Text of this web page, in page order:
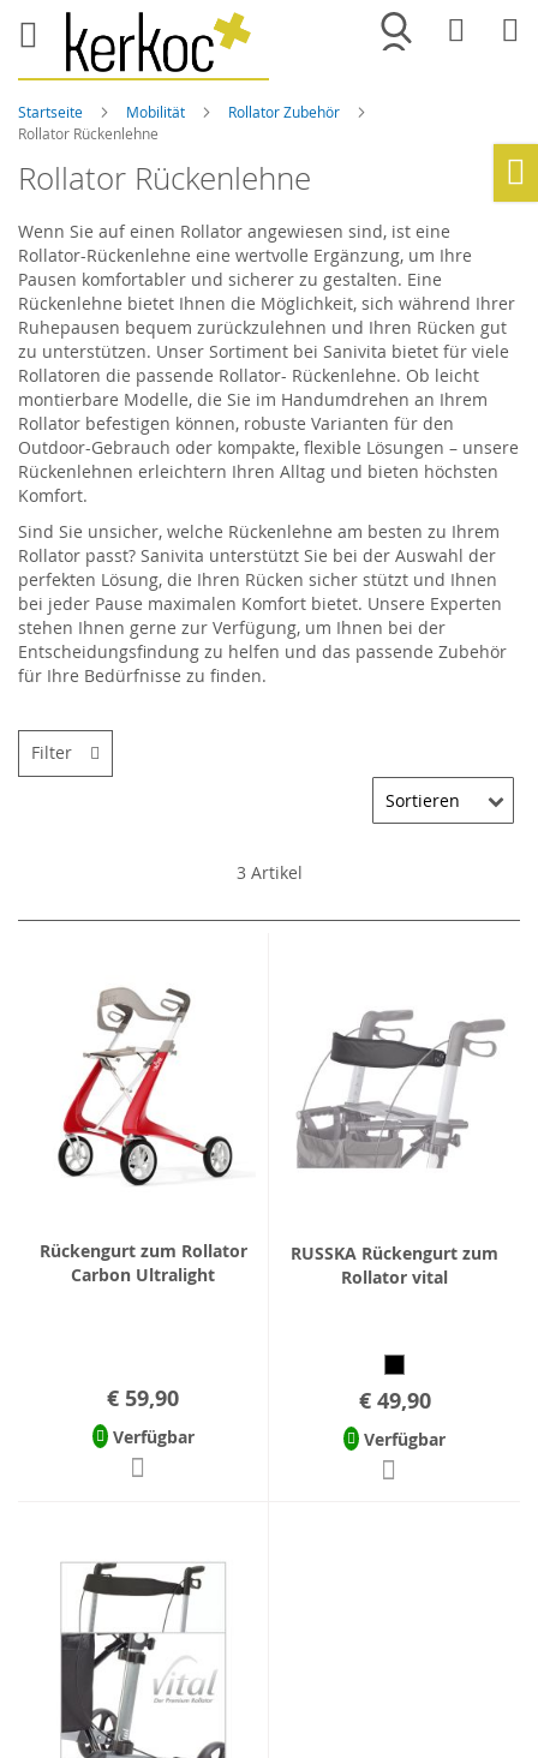
Merkliste
Startseite Mobilität
Rollator Zubehör
Rollator Rückenlehne
Rollator Rückenlehne
Wenn Sie auf einen Rollator angewiesen sind, ist eine
Rollator-Rückenlehne eine wertvolle Ergänzung, um Ihre
Pausen komfortabler und sicherer zu gestalten. Eine
Rückenlehne bietet Ihnen die Möglichkeit, sich während Ihrer
Ruhepausen bequem zurückzulehnen und Ihren Rücken gut
zu unterstützen. Unser Sortiment bei Sanivita bietet für viele
Rollatoren die passende Rollator- Rückenlehne. Ob leicht
montierbare Modelle, die Sie im Handumdrehen an Ihrem
Rollator befestigen können, robuste Varianten für den
Outdoor-Gebrauch oder kompakte, flexible Lösungen – unsere
Rückenlehnen erleichtern Ihren Alltag und bieten höchsten
Komfort.
Sind Sie unsicher, welche Rückenlehne am besten zu Ihrem
Rollator passt? Sanivita unterstützt Sie bei der Auswahl der
perfekten Lösung, die Ihren Rücken sicher stützt und Ihnen
bei jeder Pause maximalen Komfort bietet. Unsere Experten
stehen Ihnen gerne zur Verfügung, um Ihnen bei der
Entscheidungsfindung zu helfen und das passende Zubehör
für Ihre Bedürfnisse zu finden.
3 Artikel
Rückengurt zum Rollator
Carbon Ultralight
€ 59,90
Verfügbar
RUSSKA Rückengurt zum
Rollator vital
€ 49,90
Verfügbar
Filter